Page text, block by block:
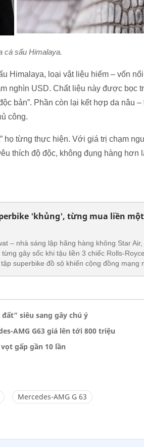
cá sấu Himalaya.
Himalaya, loại vật liệu hiếm – vốn
nghìn USD. Chất liệu này được bọc
bản”. Phần còn lại kết hợp da nâu –
công.
họ từng thực hiện. Với giá trị chạm
thích độ độc, không đụng hàng hơn
'khủng', từng mua liền một
– nhà sáng lập hãng hàng không Star
gây sốc khi tậu liền 3 chiếc Rolls-
superbike đồ sộ khiến cộng đồng mạng
siêu sang gây chú ý
AMG G63 giá lên tới 800 triệu
gấp gần 10 lần
Mercedes-AMG G 63